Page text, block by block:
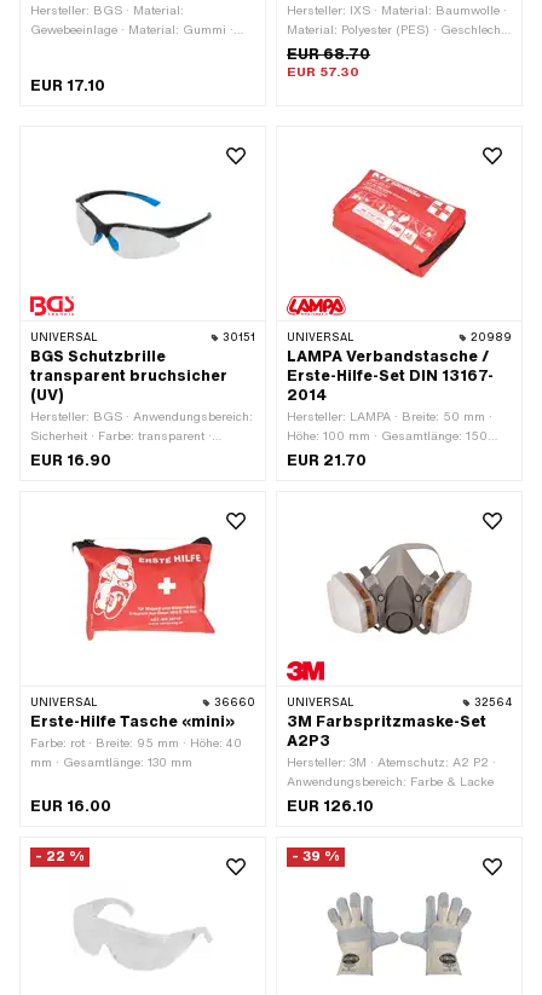
Hersteller: BGS · Material:
Gewebeeinlage · Material: Gummi ·
Anwendungsbereich: Elektrowerkzeug
EUR 17.10
Hersteller: IXS · Material: Baumwolle ·
Material: Polyester (PES) · Geschlecht:
Unisex · Farbe: grau · Farbe: schwarz
· Grösse: L · Grösse: M · Grösse: S ·
EUR 68.70
EUR 57.30
UNIVERSAL 30151
BGS Schutzbrille
transparent bruchsicher
(UV)
Hersteller: BGS · Anwendungsbereich:
Sicherheit · Farbe: transparent ·
Material Sichtscheibe: Polycarbonat
EUR 16.90
UNIVERSAL 20989
LAMPA Verbandstasche /
Erste-Hilfe-Set DIN 13167-
2014
Hersteller: LAMPA · Breite: 50 mm ·
Höhe: 100 mm · Gesamtlänge: 150
mm
EUR 21.70
UNIVERSAL 36660
Erste-Hilfe Tasche «mini»
Farbe: rot · Breite: 95 mm · Höhe: 40
mm · Gesamtlänge: 130 mm
EUR 16.00
UNIVERSAL 32564
3M Farbspritzmaske-Set
A2P3
Hersteller: 3M · Atemschutz: A2 P2 ·
Anwendungsbereich: Farbe & Lacke
EUR 126.10
- 22 % - 39 %